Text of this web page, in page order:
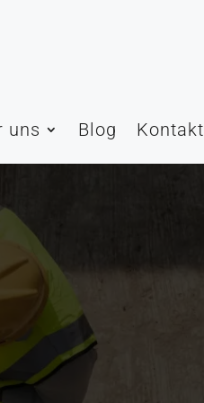
uns Blog Kontakt